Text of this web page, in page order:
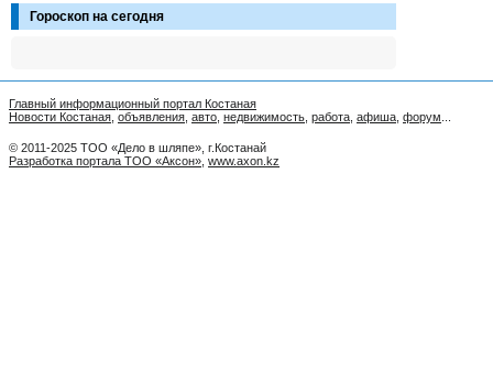
Гороскоп на сегодня
Главный информационный портал Костаная
Новости Костаная объявления авто недвижимость работа афиша форум
© 2011-2025 ТОО «Дело в шляпе», г.Костанай
Разработка портала ТОО «Аксон» www.axon.kz